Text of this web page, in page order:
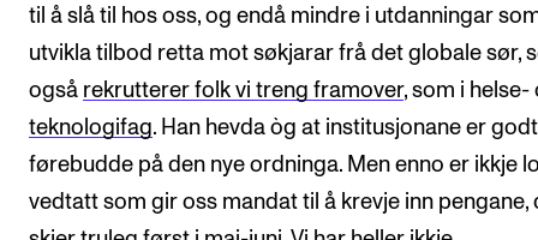
til å slå til hos oss, og endå mindre i utdanningar
utvikla tilbod retta mot søkjarar frå det globale sør,
også rekrutterer folk vi treng framover, som i helse-
teknologifag. Han hevda òg at institusjonane er
førebudde på den nye ordninga. Men enno er ikkje
vedtatt som gir oss mandat til å krevje inn pengane,